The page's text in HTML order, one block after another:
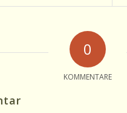
0
KOMMENTARE